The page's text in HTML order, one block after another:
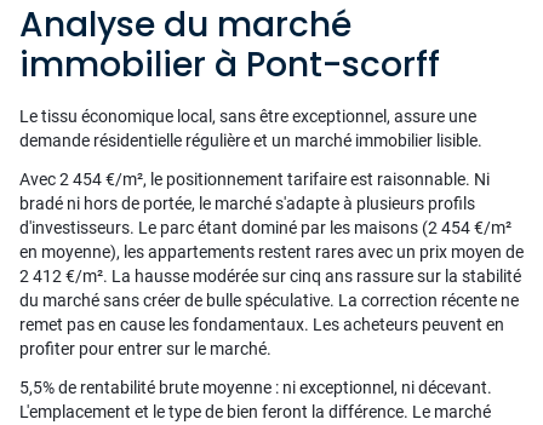
Analyse du marché
immobilier à Pont-scorff
Le tissu économique local, sans être exceptionnel, assure une
demande résidentielle régulière et un marché immobilier lisible.
Avec 2 454 €/m², le positionnement tarifaire est raisonnable. Ni
bradé ni hors de portée, le marché s'adapte à plusieurs profils
d'investisseurs. Le parc étant dominé par les maisons (2 454 €/m²
en moyenne), les appartements restent rares avec un prix moyen de
2 412 €/m². La hausse modérée sur cinq ans rassure sur la stabilité
du marché sans créer de bulle spéculative. La correction récente ne
remet pas en cause les fondamentaux. Les acheteurs peuvent en
profiter pour entrer sur le marché.
5,5% de rentabilité brute moyenne : ni exceptionnel, ni décevant.
L'emplacement et le type de bien feront la différence. Le marché